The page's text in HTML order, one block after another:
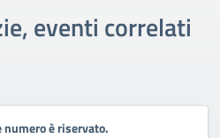
eventi correlati
è riservato.